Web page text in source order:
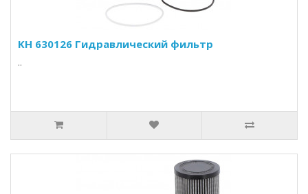
KH 630126 Гидравлический фильтр
..